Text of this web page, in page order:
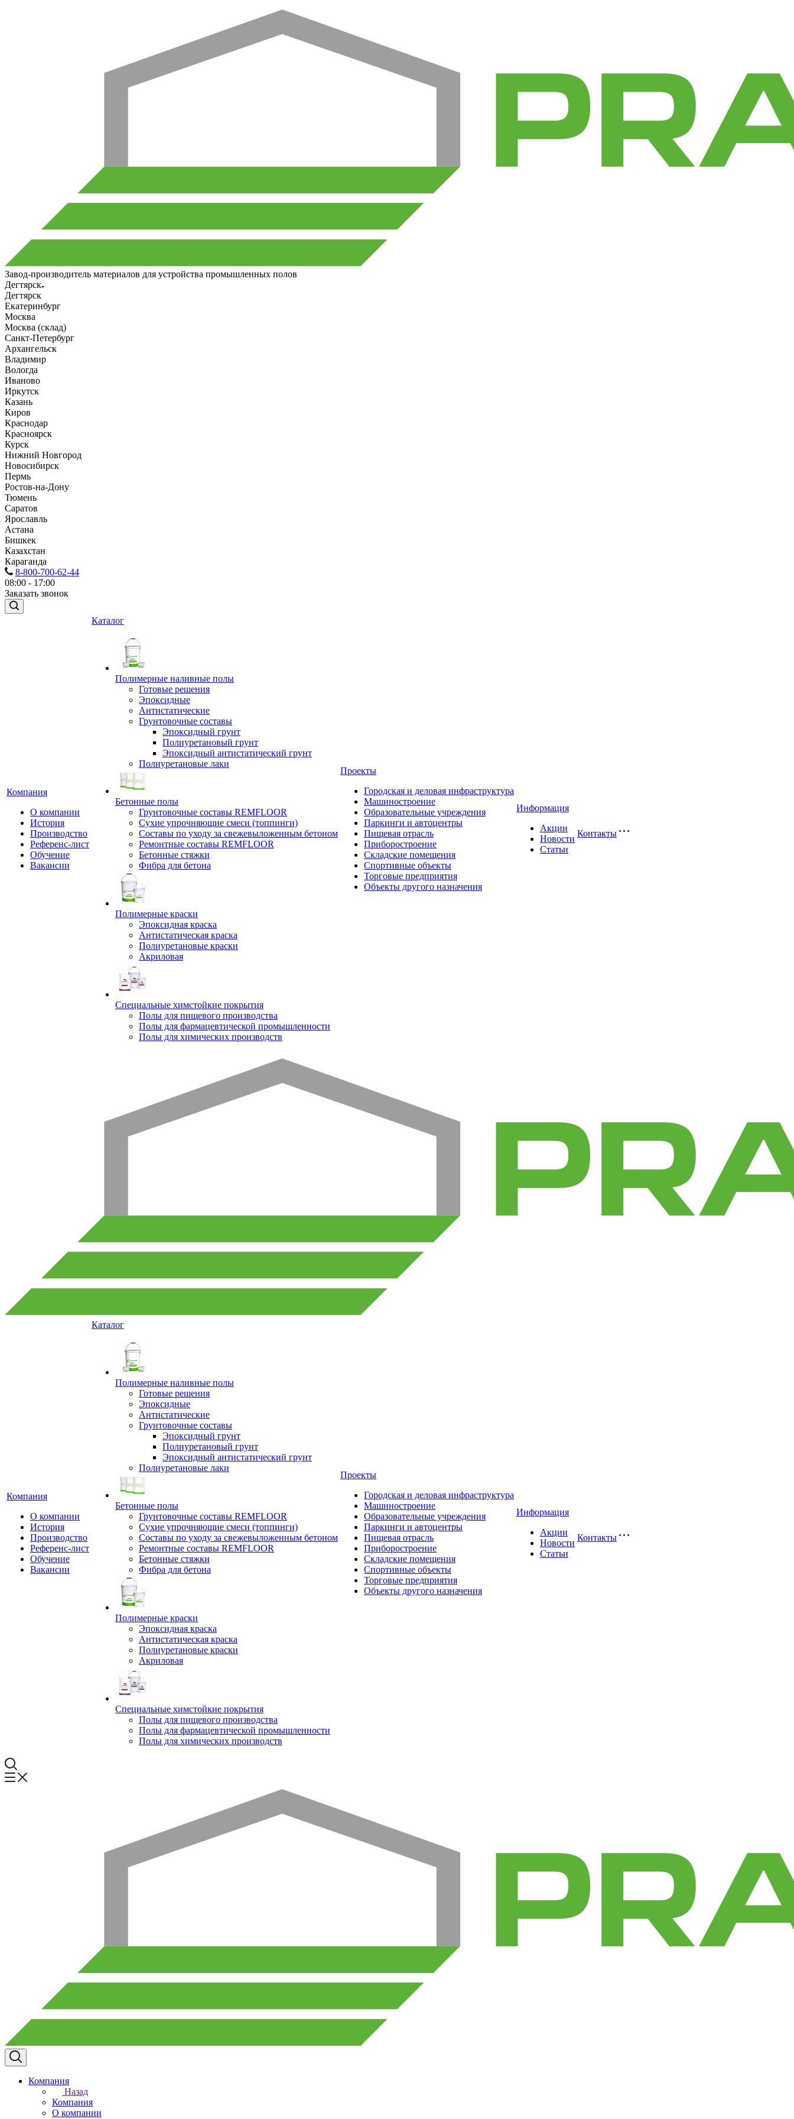
Завод-производитель материалов для устройства промышленных полов
Дегтярск
Дегтярск
Екатеринбург
Москва
Москва (склад)
Санкт-Петербург
Архангельск
Владимир
Вологда
Иваново
Иркутск
Казань
Киров
Краснодар
Красноярск
Курск
Нижний Новгород
Новосибирск
Пермь
Ростов-на-Дону
Тюмень
Саратов
Ярославль
Астана
Бишкек
Казахстан
Караганда
8-800-700-62-44
08:00 - 17:00
Заказать звонок
Компания
О компании
История
Производство
Референс-лист
Обучение
Вакансии
Каталог
Полимерные наливные полы
Готовые решения
Эпоксидные
Антистатические
Грунтовочные составы
Эпоксидный грунт
Полиуретановый грунт
Эпоксидный антистатический грунт
Полиуретановые лаки
Бетонные полы
Грунтовочные составы REMFLOOR
Сухие упрочняющие смеси (топпинги)
Составы по уходу за свежевыложенным бетоном
Ремонтные составы REMFLOOR
Бетонные стяжки
Фибра для бетона
Полимерные краски
Эпоксидная краска
Антистатическая краска
Полиуретановые краски
Акриловая
Специальные химстойкие покрытия
Полы для пищевого производства
Полы для фармацевтической промышленности
Полы для химических производств
Проекты
Городская и деловая инфраструктура
Машиностроение
Образовательные учреждения
Паркинги и автоцентры
Пищевая отрасль
Приборостроение
Складские помещения
Спортивные объекты
Торговые предприятия
Объекты другого назначения
Информация
Акции
Новости
Статьи
Контакты
Компания
О компании
История
Производство
Референс-лист
Обучение
Вакансии
Каталог
Полимерные наливные полы
Готовые решения
Эпоксидные
Антистатические
Грунтовочные составы
Эпоксидный грунт
Полиуретановый грунт
Эпоксидный антистатический грунт
Полиуретановые лаки
Бетонные полы
Грунтовочные составы REMFLOOR
Сухие упрочняющие смеси (топпинги)
Составы по уходу за свежевыложенным бетоном
Ремонтные составы REMFLOOR
Бетонные стяжки
Фибра для бетона
Полимерные краски
Эпоксидная краска
Антистатическая краска
Полиуретановые краски
Акриловая
Специальные химстойкие покрытия
Полы для пищевого производства
Полы для фармацевтической промышленности
Полы для химических производств
Проекты
Городская и деловая инфраструктура
Машиностроение
Образовательные учреждения
Паркинги и автоцентры
Пищевая отрасль
Приборостроение
Складские помещения
Спортивные объекты
Торговые предприятия
Объекты другого назначения
Информация
Акции
Новости
Статьи
Контакты
Компания
Назад
Компания
О компании